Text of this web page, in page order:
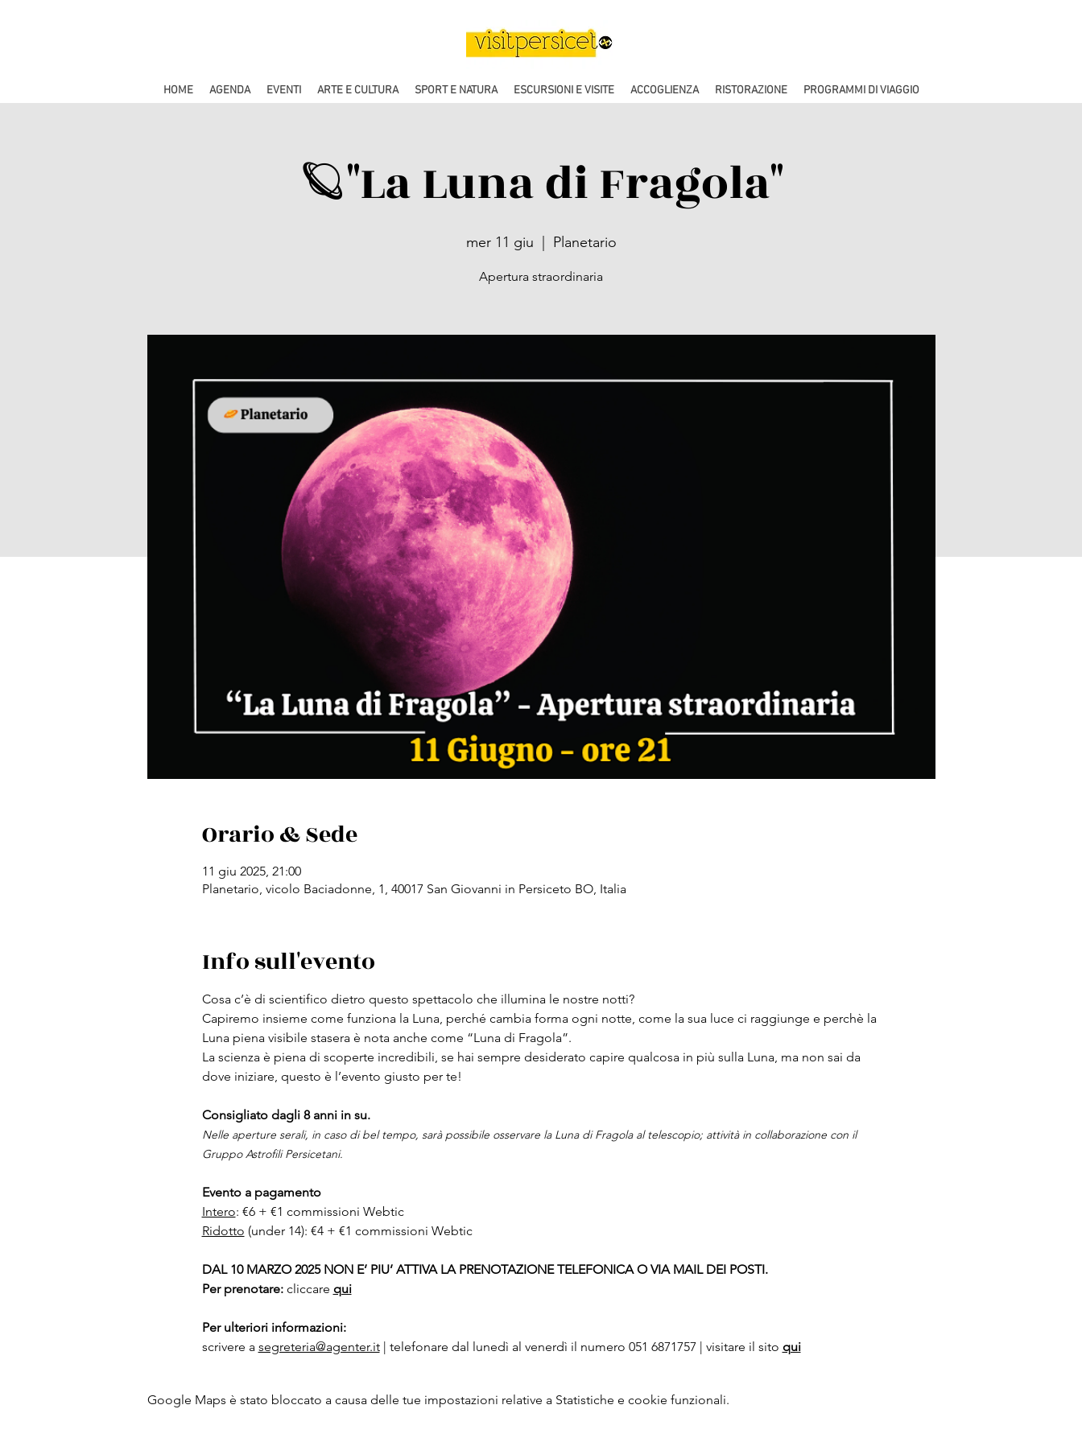
HOME AGENDA EVENTI ARTE E CULTURA SPORT E NATURA ESCURSIONI E VISITE ACCOGLIENZA RISTORAZIONE PROGRAMMI DI VIAGGIO
🪐"La Luna di Fragola"
mer 11 giu Planetario
Apertura straordinaria
Orario & Sede
11 giu 2025, 21:00
Planetario, vicolo Baciadonne, 1, 40017 San Giovanni in Persiceto BO, Italia
Info sull'evento
Cosa c’è di scientifico dietro questo spettacolo che illumina le nostre notti?
Capiremo insieme come funziona la Luna, perché cambia forma ogni notte, come la sua luce ci raggiunge e perchè la
Luna piena visibile stasera è nota anche come “Luna di Fragola”.
La scienza è piena di scoperte incredibili, se hai sempre desiderato capire qualcosa in più sulla Luna, ma non sai da
dove iniziare, questo è l’evento giusto per te!
Consigliato dagli 8 anni in su.
Nelle aperture serali, in caso di bel tempo, sarà possibile osservare la Luna di Fragola al telescopio; attività in collaborazione con il
Gruppo Astrofili Persicetani.
Evento a pagamento
Intero: €6 + €1 commissioni Webtic
Ridotto (under 14): €4 + €1 commissioni Webtic
DAL 10 MARZO 2025 NON E’ PIU’ ATTIVA LA PRENOTAZIONE TELEFONICA O VIA MAIL DEI POSTI.
Per prenotare: cliccare qui
Per ulteriori informazioni:
scrivere a segreteria@agenter.it | telefonare dal lunedì al venerdì il numero 051 6871757 | visitare il sito qui
Google Maps è stato bloccato a causa delle tue impostazioni relative a Statistiche e cookie funzionali.